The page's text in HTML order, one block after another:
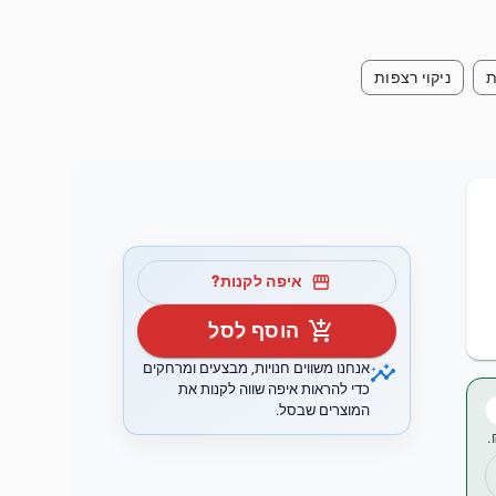
ניקוי רצפות
storefront איפה לקנות?
add_shopping_cart הוסף לסל
insightsאנחנו משווים חנויות, מבצעים ומרחקים
כדי להראות איפה שווה לקנות את
המוצרים שבסל.